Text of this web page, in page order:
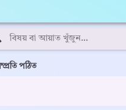
— Subject Wise
পঠিত